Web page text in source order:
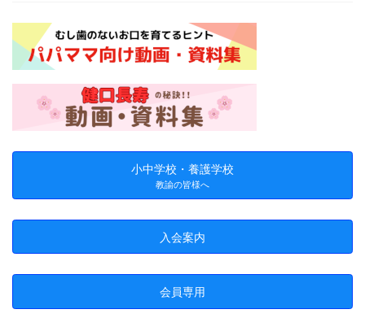
小中学校・養護学校
教諭の皆様へ
入会案内
会員専用